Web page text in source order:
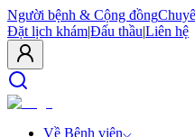
Người bệnh & Cộng đồng
Đặt lịch khám|Đấu thầu|Liên hệ
Về Bệnh viện